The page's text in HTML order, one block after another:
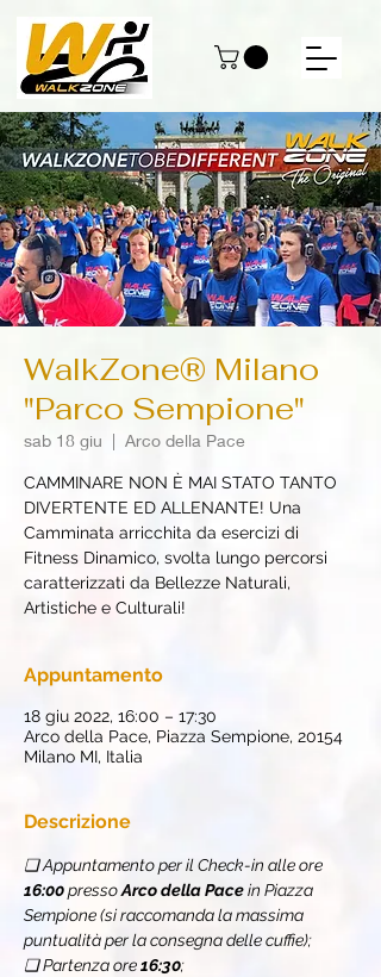
WalkZone® Milano
"Parco Sempione"
sab 18 giu
  |
Arco della Pace
CAMMINARE NON È MAI STATO TANTO
DIVERTENTE ED ALLENANTE! Una
Camminata arricchita da esercizi di
Fitness Dinamico, svolta lungo percorsi
caratterizzati da Bellezze Naturali,
Artistiche e Culturali!
Appuntamento
18 giu 2022, 16:00 – 17:30
Arco della Pace, Piazza Sempione, 20154
Milano MI, Italia
Descrizione
❏ Appuntamento per il Check-in alle ore
16:00 presso Arco della Pace in Piazza
Sempione (si raccomanda la massima
puntualità per la consegna delle cuffie);
❏ Partenza ore 16:30;